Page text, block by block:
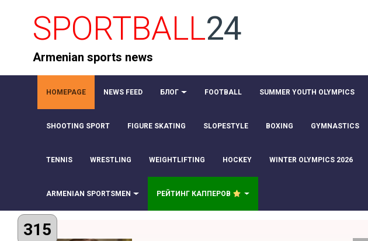
SPORTBALL24
Armenian sports news
HOMEPAGE NEWS FEED БЛОГ FOOTBALL SUMMER YOUTH OLYMPICS
SHOOTING SPORT FIGURE SKATING SLOPESTYLE BOXING GYMNASTICS
TENNIS WRESTLING WEIGHTLIFTING HOCKEY WINTER OLYMPICS 2026
ARMENIAN SPORTSMEN РЕЙТИНГ КАППЕРОВ
315